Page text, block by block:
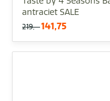
antraciet SALE
219,- 141,75